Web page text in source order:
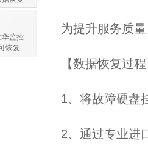
华监控
恢复
为提升服务质
【数据恢复过
1、将故障硬盘
2、通过专业进